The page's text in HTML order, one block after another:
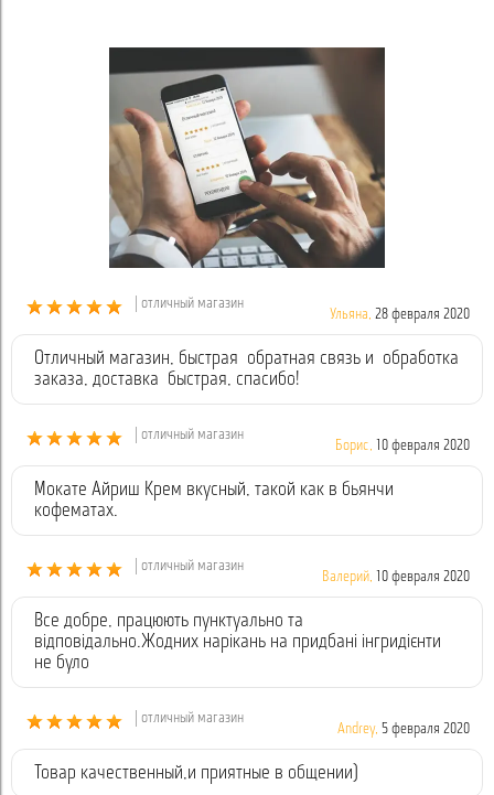
| отличный магазин
Ульяна, 28 февраля 2020
Отличный магазин, быстрая обратная связь и обработка
заказа, доставка быстрая, спасибо!
| отличный магазин
Борис, 10 февраля 2020
Мокате Айриш Крем вкусный, такой как в бьянчи
кофематах.
| отличный магазин
Валерий, 10 февраля 2020
Все добре, працюють пунктуально та
відповідально.Жодних нарікань на придбані інгридієнти
не було
| отличный магазин
Andrey, 5 февраля 2020
Товар качественный,и приятные в общении)